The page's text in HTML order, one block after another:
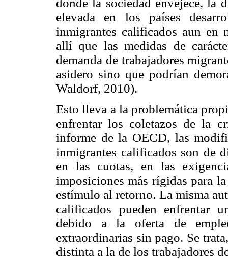
elevada en los países
inmigrantes calificados aun en
allí que las medidas de
demanda de trabajadores
asidero sino que podrían
Waldorf, 2010).
Esto lleva a la problemática
enfrentar los coletazos de la
informe de la OECD, las
inmigrantes calificados son de
en las cuotas, en las
imposiciones más rígidas para
estímulo al retorno. La misma
calificados pueden enfrentar
debido a la oferta de
extraordinarias sin pago. Se
distinta a la de los trabajadores